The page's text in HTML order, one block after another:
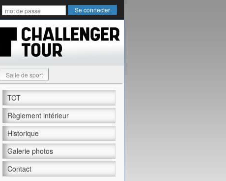
Salle de sport
TCT
Règlement intérieur
Historique
Galerie photos
Contact